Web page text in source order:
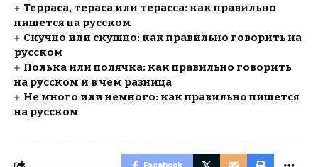
Терраса, тераса или терасса: как правильно
пишется на русском
Скучно или скушно: как правильно говорить на
русском
Полька или полячка: как правильно говорить
на русском и в чем разница
Не много или немного: как правильно пишется
на русском